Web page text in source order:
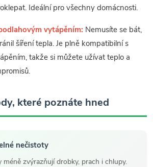
Ideální pro všechny domácnosti.
vytápěním: Nemusíte se bát,
šíření tepla. Je plně kompatibilní s
takže si můžete užívat teplo a
které poznáte hned
nečistoty
méně zvýrazňují drobky, prach i chlupy.